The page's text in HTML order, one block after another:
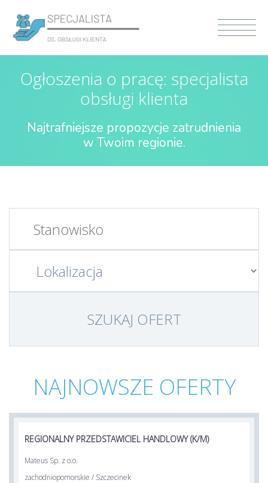
Ogłoszenia o pracę: specjalista
obsługi klienta
Najtrafniejsze propozycje zatrudnienia
w Twoim regionie.
NAJNOWSZE OFERTY
REGIONALNY PRZEDSTAWICIEL HANDLOWY (K/M)
Mateus Sp. z o.o.
zachodniopomorskie / Szczecinek